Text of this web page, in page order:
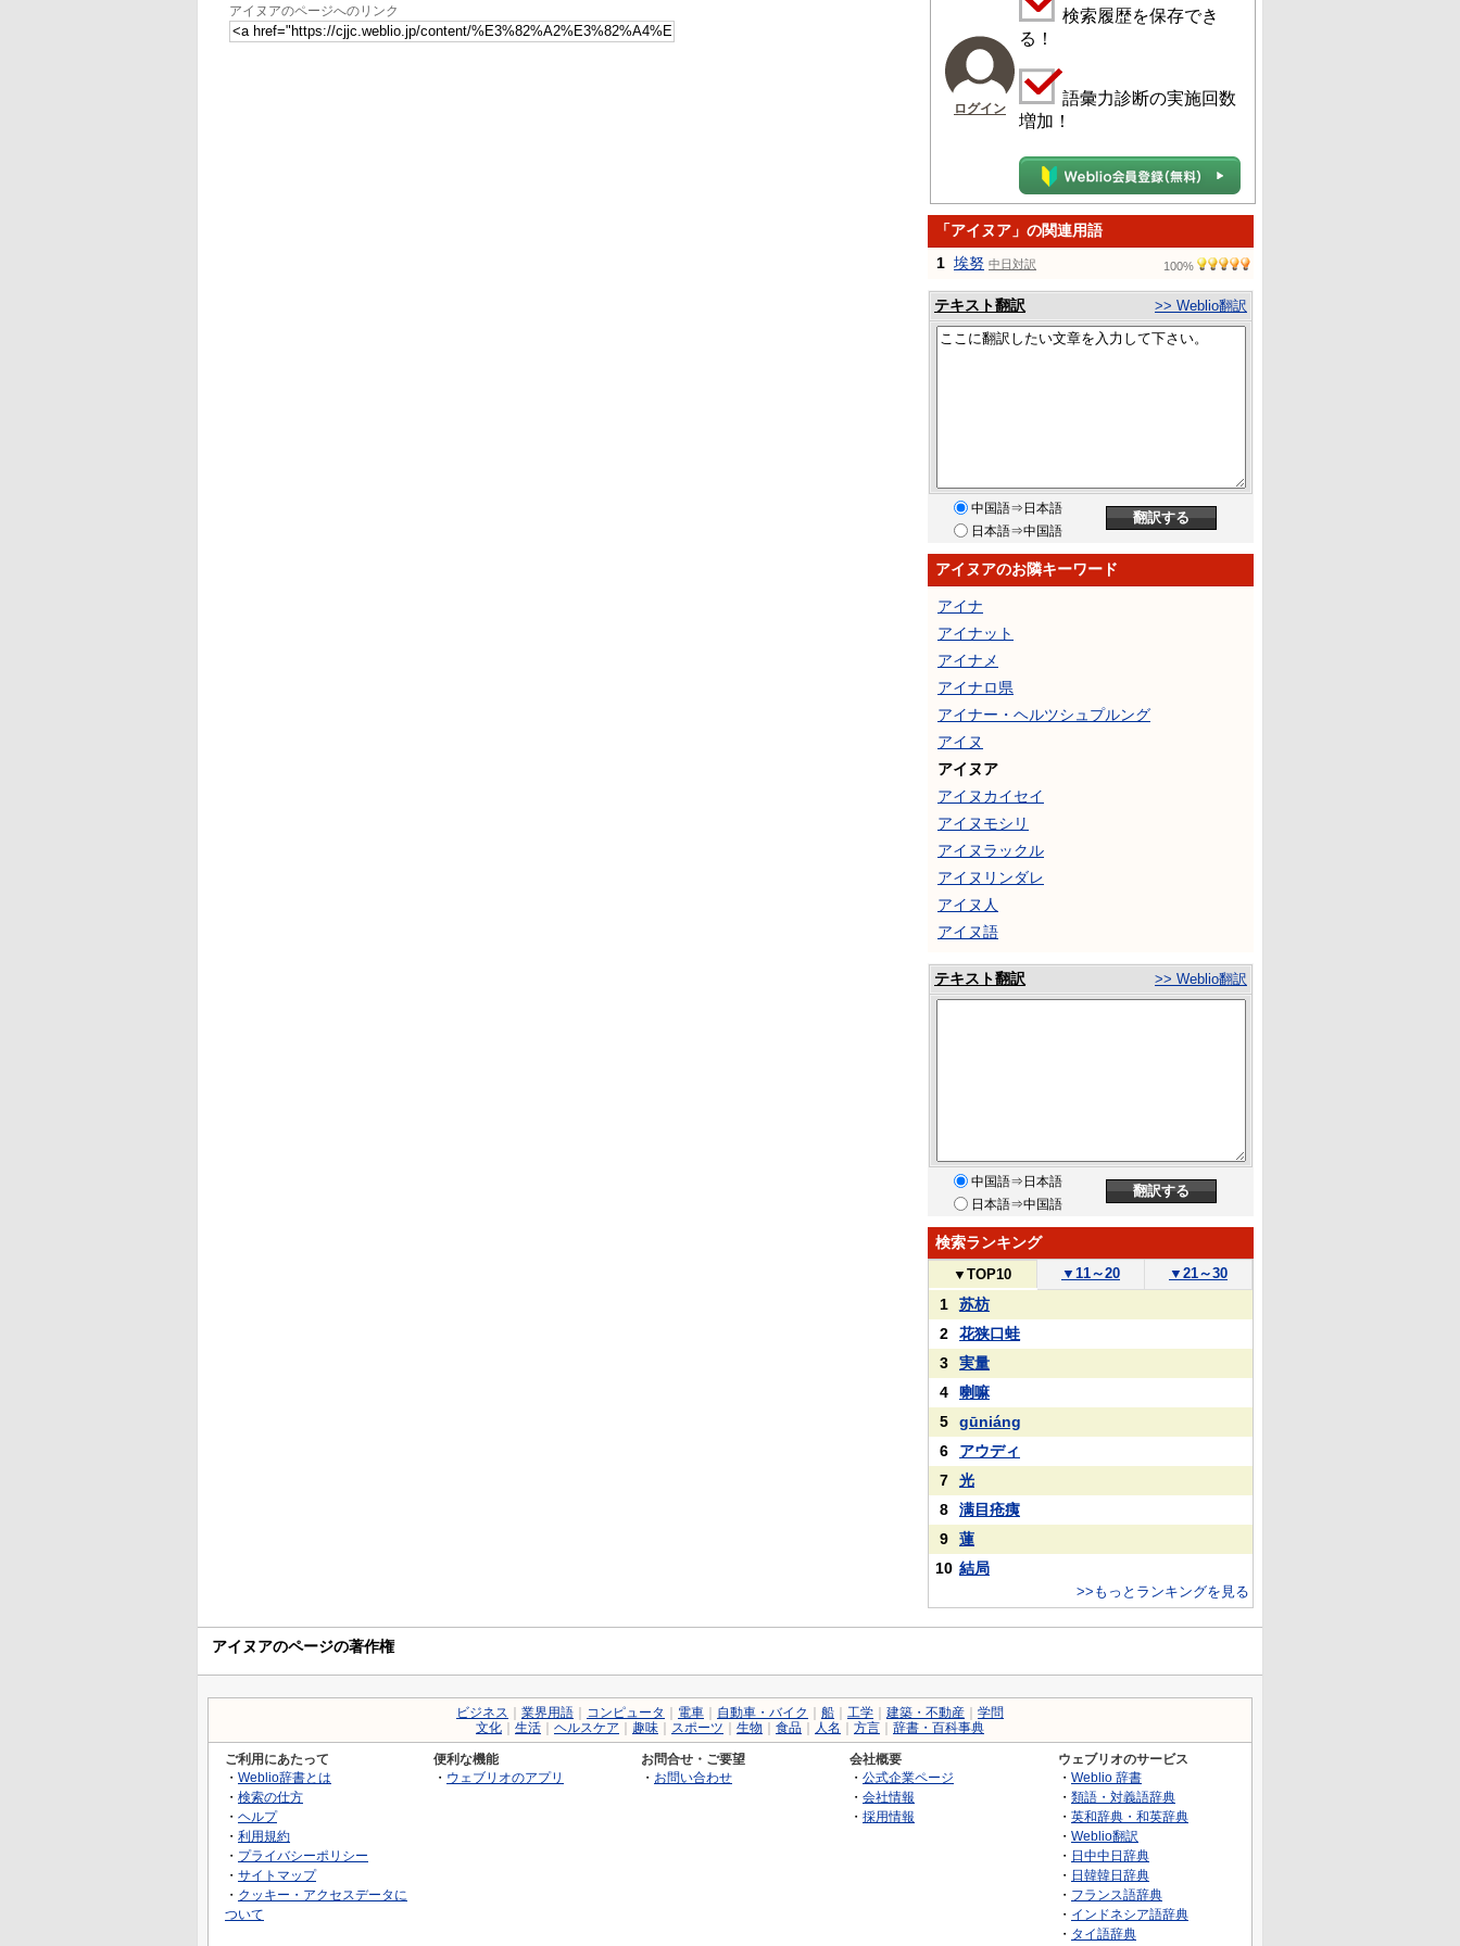
アイヌアのページへのリンク
ログイン
検索履歴を保存でき
る！
語彙力診断の実施回数
増加！
「アイヌア」の関連用語
1 埃努 中日対訳 100%
テキスト翻訳 >> Weblio翻訳
中国語⇒日本語
日本語⇒中国語
アイヌアのお隣キーワード
アイナ
アイナット
アイナメ
アイナロ県
アイナー・ヘルツシュプルング
アイヌ
アイヌア
アイヌカイセイ
アイヌモシリ
アイヌラックル
アイヌリンダレ
アイヌ人
アイヌ語
テキスト翻訳 >> Weblio翻訳
中国語⇒日本語
日本語⇒中国語
検索ランキング
▼ TOP10 ▼ 11～20 ▼ 21～30
1
苏枋
2
花狭口蛙
3
実量
4
喇嘛
5
gūniáng
6
アウディ
7
光
8
满目疮痍
9
蓮
10 結局
>>もっとランキングを見る
アイヌアのページの著作権
ビジネス 業界用語 コンピュータ 電車 自動車・バイク 船 工学 建築・不動産
学問
文化
生活 ヘルスケア 趣味 スポーツ 生物 食品 人名 方言 辞書・百科事典
ご利用にあたって
・ Weblio辞書とは
・ 検索の仕方
・ ヘルプ
・ 利用規約
・ プライバシーポリシー
・ サイトマップ
・ クッキー・アクセスデータに
ついて
便利な機能
・ ウェブリオのアプリ
お問合せ・ご要望
・ お問い合わせ
会社概要
・ 公式企業ページ
・ 会社情報
・ 採用情報
ウェブリオのサービス
・ Weblio 辞書
・ 類語・対義語辞典
・ 英和辞典・和英辞典
・ Weblio翻訳
・ 日中中日辞典
・ 日韓韓日辞典
・ フランス語辞典
・ インドネシア語辞典
・ タイ語辞典